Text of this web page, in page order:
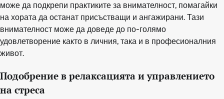
може да подкрепи практиките за внимателност, помагайки
на хората да останат присъстващи и ангажирани. Тази
внимателност може да доведе до по-голямо
удовлетворение както в личния, така и в професионалния
живот.
Подобрение в релаксацията и управлението
на стреса